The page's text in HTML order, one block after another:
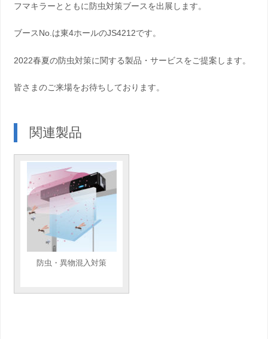
フマキラーとともに防虫対策ブースを出展します。
ブースNo.は東4ホールのJS4212です。
2022春夏の防虫対策に関する製品・サービスをご提案します。
皆さまのご来場をお待ちしております。
関連製品
防虫・異物混入対策